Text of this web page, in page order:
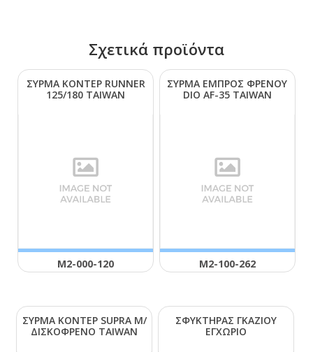
Σχετικά προϊόντα
ΣΥΡΜΑ ΚΟΝΤΕΡ RUΝΝΕR
125/180 ΤΑΙWΑΝ
Μ2-000-120
ΣΥΡΜΑ ΕΜΠΡΟΣ ΦΡΕΝΟΥ
DΙΟ ΑF-35 ΤΑΙWΑΝ
Μ2-100-262
ΣΥΡΜΑ ΚΟΝΤΕΡ SUΡRΑ Μ/
ΔΙΣΚΟΦΡΕΝΟ ΤΑΙWΑΝ
ΣΦΥΚΤΗΡΑΣ ΓΚΑΖΙΟΥ
ΕΓΧΩΡΙΟ